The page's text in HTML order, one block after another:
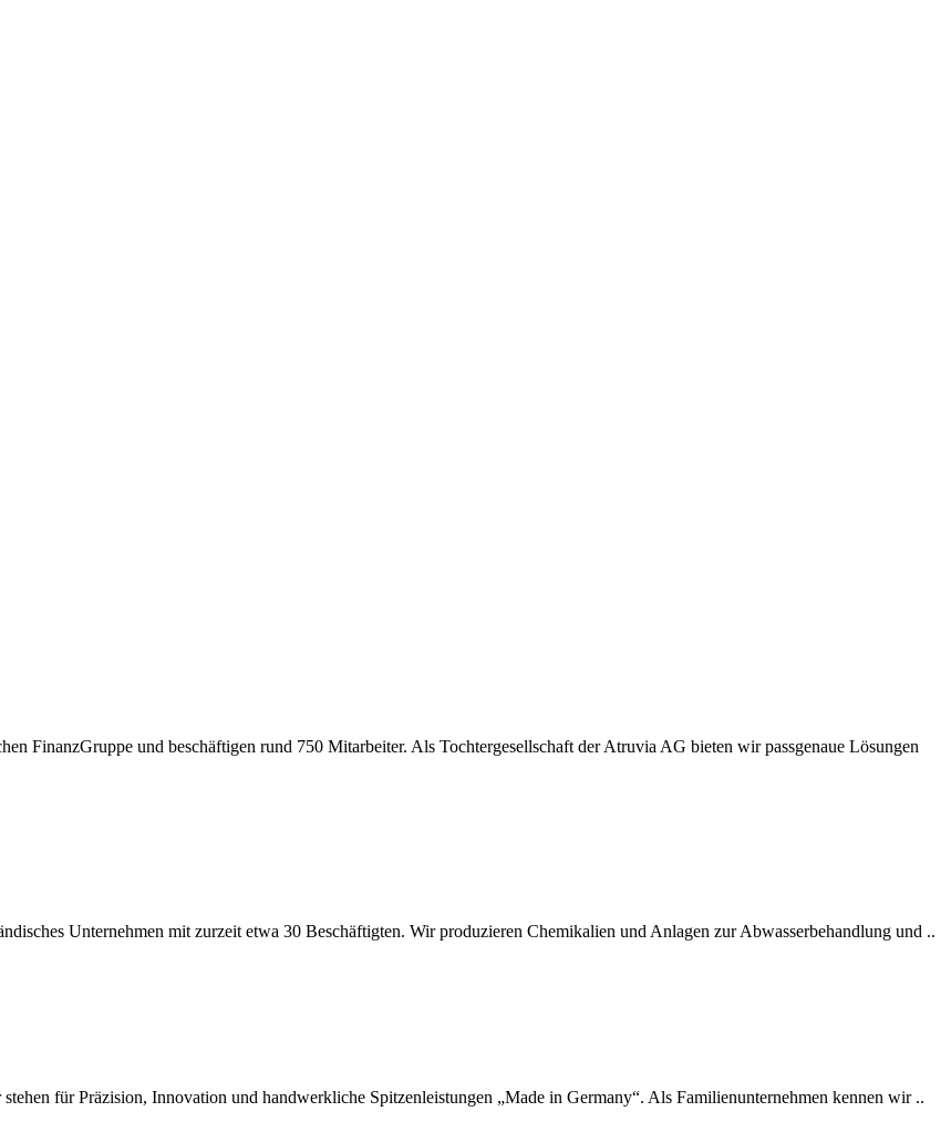
FinanzGruppe und beschäftigen rund 750 Mitarbeiter. Als Tochtergesellschaft der Atruvia AG bieten wir passgenaue Lösungen
Unternehmen mit zurzeit etwa 30 Beschäftigten. Wir produzieren Chemikalien und Anlagen zur Abwasserbehandlung und ..
für Präzision, Innovation und handwerkliche Spitzenleistungen „Made in Germany“. Als Familienunternehmen kennen wir ..